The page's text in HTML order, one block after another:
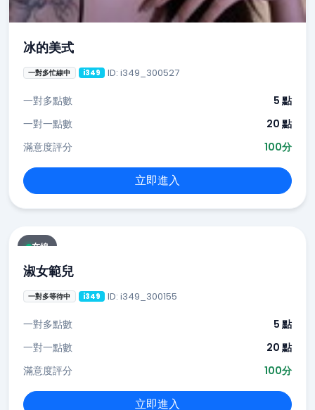
冰的美式
一對多忙線中 i349 ID: i349_300527
一對多點數
5 點
一對一點數
20 點
滿意度評分
100分
立即進入
在線
淑女範兒
一對多等待中 i349 ID: i349_300155
一對多點數
5 點
一對一點數
20 點
滿意度評分
100分
立即進入